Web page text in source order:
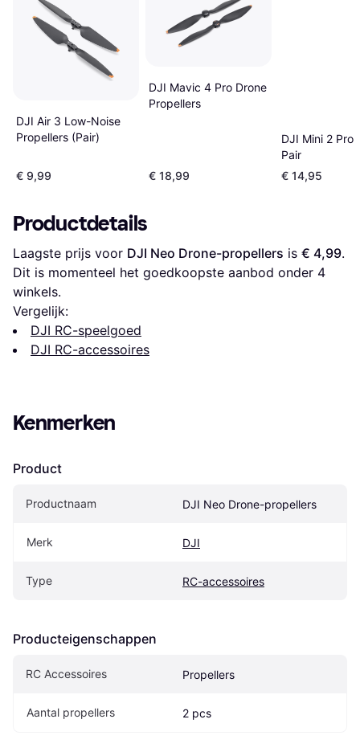
DJI Air 3 Low-Noise
Propellers (Pair)
€ 9,99
DJI Mavic 4 Pro Drone
Propellers
€ 18,99
DJI Mini 2
Pair
€ 14,95
Productdetails
Laagste prijs voor DJI Neo Drone-propellers is € 4,99.
Dit is momenteel het goedkoopste aanbod onder 4
winkels.
Vergelijk:
DJI RC-speelgoed
DJI RC-accessoires
Kenmerken
Product
Productnaam DJI Neo Drone-propellers
Merk DJI
Type RC-accessoires
Producteigenschappen
RC Accessoires Propellers
Aantal propellers 2 pcs